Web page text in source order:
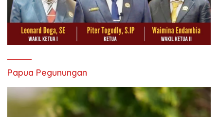
Papua Pegunungan